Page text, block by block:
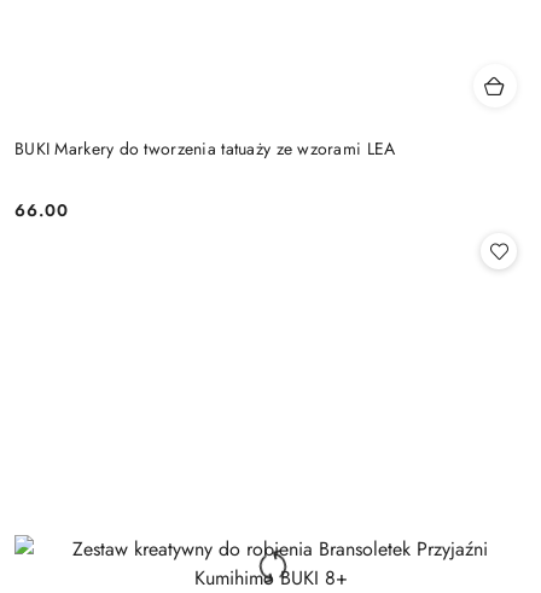
BUKI Markery do tworzenia tatuaży ze wzorami LEA
Cena:
66.00